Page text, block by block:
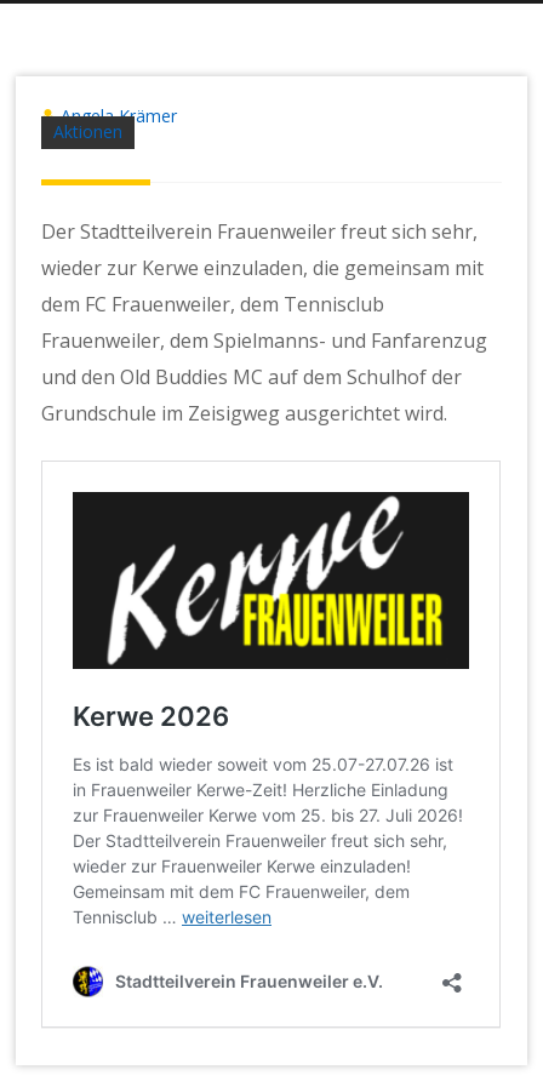
Aktionen
Angela Krämer
Der Stadtteilverein Frauenweiler freut sich sehr,
wieder zur Kerwe einzuladen, die gemeinsam mit
dem FC Frauenweiler, dem Tennisclub
Frauenweiler, dem Spielmanns- und Fanfarenzug
und den Old Buddies MC auf dem Schulhof der
Grundschule im Zeisigweg ausgerichtet wird.